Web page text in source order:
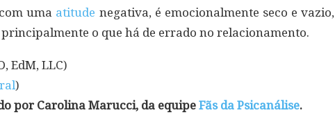
uma atitude negativa, é emocionalmente seco e vazio,
principalmente o que há de errado no relacionamento.
EdM, LLC)
)
por Carolina Marucci, da equipe Fãs da Psicanálise.